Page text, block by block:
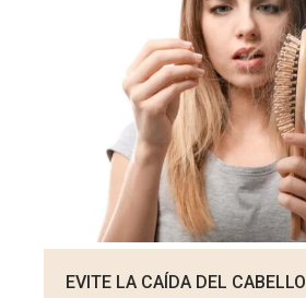
EVITE LA CAÍDA DEL CABELLO